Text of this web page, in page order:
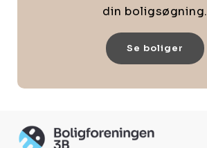
din boligsøgning.
Se boliger